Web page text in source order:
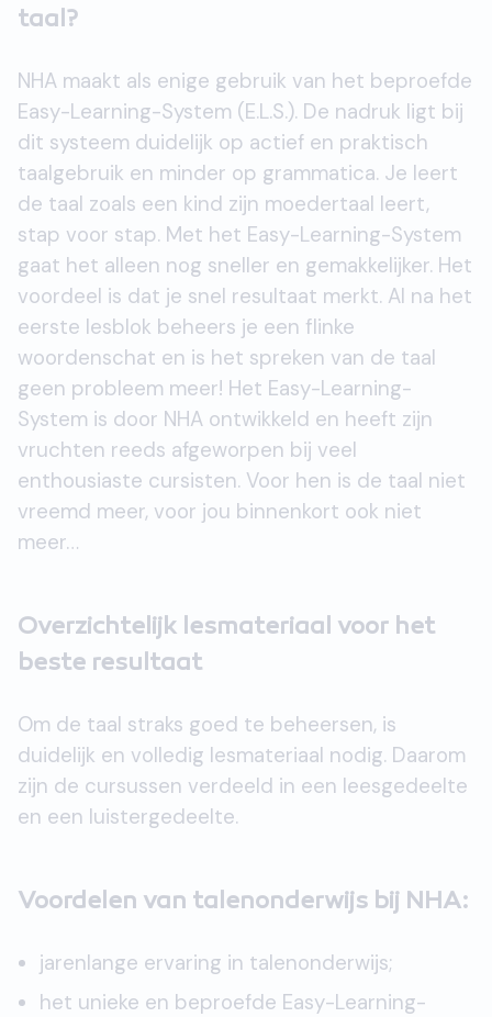
taal?
NHA maakt als enige gebruik van het beproefde
Easy-Learning-System (E.L.S.). De nadruk ligt bij
dit systeem duidelijk op actief en praktisch
taalgebruik en minder op grammatica. Je leert
de taal zoals een kind zijn moedertaal leert,
stap voor stap. Met het Easy-Learning-System
gaat het alleen nog sneller en gemakkelijker. Het
voordeel is dat je snel resultaat merkt. Al na het
eerste lesblok beheers je een flinke
woordenschat en is het spreken van de taal
geen probleem meer! Het Easy-Learning-
System is door NHA ontwikkeld en heeft zijn
vruchten reeds afgeworpen bij veel
enthousiaste cursisten. Voor hen is de taal niet
vreemd meer, voor jou binnenkort ook niet
meer…
Overzichtelijk lesmateriaal voor het
beste resultaat
Om de taal straks goed te beheersen, is
duidelijk en volledig lesmateriaal nodig. Daarom
zijn de cursussen verdeeld in een leesgedeelte
en een luistergedeelte.
Voordelen van talenonderwijs bij NHA:
jarenlange ervaring in talenonderwijs;
het unieke en beproefde Easy-Learning-